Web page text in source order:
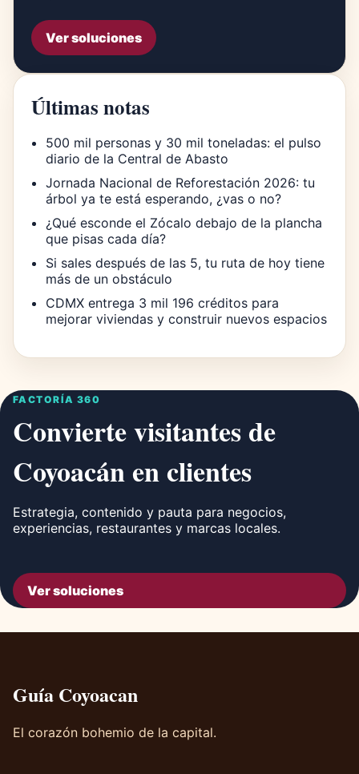
Ver soluciones
Últimas notas
500 mil personas y 30 mil toneladas: el pulso
diario de la Central de Abasto
Jornada Nacional de Reforestación 2026: tu
árbol ya te está esperando, ¿vas o no?
¿Qué esconde el Zócalo debajo de la plancha
que pisas cada día?
Si sales después de las 5, tu ruta de hoy tiene
más de un obstáculo
CDMX entrega 3 mil 196 créditos para
mejorar viviendas y construir nuevos espacios
FACTORÍA 360
Convierte visitantes de
Coyoacán en clientes
Estrategia, contenido y pauta para negocios,
experiencias, restaurantes y marcas locales.
Ver soluciones
Guía Coyoacan
El corazón bohemio de la capital.